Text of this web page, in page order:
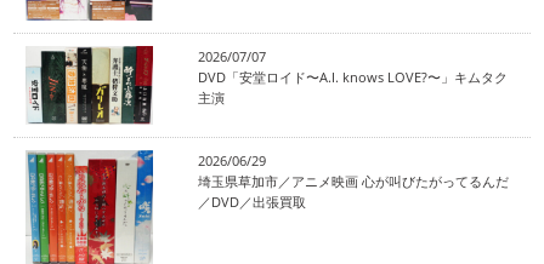
2026/07/07
DVD「安堂ロイド〜A.I. knows LOVE?〜」キムタク
主演
2026/06/29
埼玉県草加市／アニメ映画 心が叫びたがってるんだ
／DVD／出張買取